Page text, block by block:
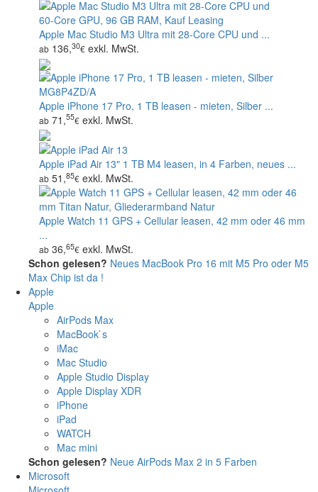
Apple Mac Studio M3 Ultra mit 28‑Core CPU und ...
ab 136,30€ exkl. MwSt.
Apple iPhone 17 Pro, 1 TB leasen - mieten, Silber ...
ab 71,55€ exkl. MwSt.
Apple iPad Air 13" 1 TB M4 leasen, in 4 Farben, neues ...
ab 51,85€ exkl. MwSt.
Apple Watch 11 GPS + Cellular leasen, 42 mm oder 46 mm
...
ab 36,65€ exkl. MwSt.
Schon gelesen? Neues MacBook Pro 16 mit M5 Pro oder M5
Max Chip ist da !
Apple
Apple
AirPods Max
MacBook`s
iMac
Mac Studio
Apple Studio Display
Apple Display XDR
iPhone
iPad
WATCH
Mac mini
Schon gelesen? Neue AirPods Max 2 in 5 Farben
Microsoft